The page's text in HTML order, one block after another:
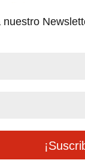
nuestro